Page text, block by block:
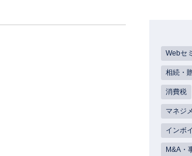
Webセ
相続・
消費税
マネジ
インボ
M&A・